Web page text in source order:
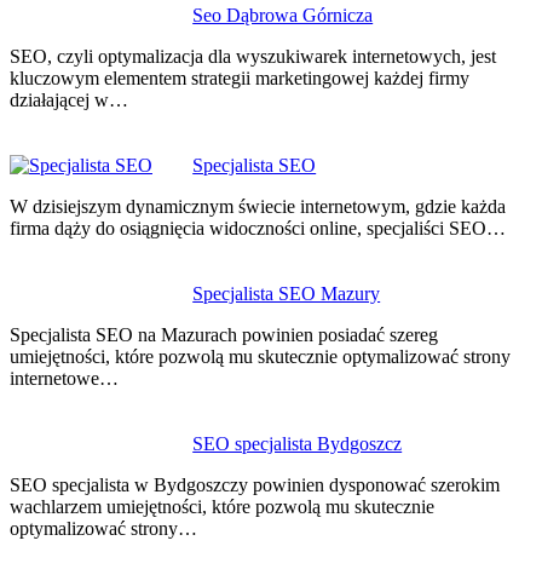
Seo Dąbrowa Górnicza
SEO, czyli optymalizacja dla wyszukiwarek internetowych, jest
kluczowym elementem strategii marketingowej każdej firmy
działającej w…
Specjalista SEO
W dzisiejszym dynamicznym świecie internetowym, gdzie każda
firma dąży do osiągnięcia widoczności online, specjaliści SEO…
Specjalista SEO Mazury
Specjalista SEO na Mazurach powinien posiadać szereg
umiejętności, które pozwolą mu skutecznie optymalizować strony
internetowe…
SEO specjalista Bydgoszcz
SEO specjalista w Bydgoszczy powinien dysponować szerokim
wachlarzem umiejętności, które pozwolą mu skutecznie
optymalizować strony…
wpisu